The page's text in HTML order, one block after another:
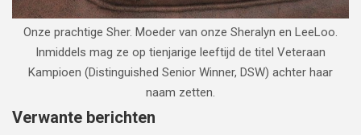
Onze prachtige Sher. Moeder van onze Sheralyn en LeeLoo.
Inmiddels mag ze op tienjarige leeftijd de titel Veteraan
Kampioen (Distinguished Senior Winner, DSW) achter haar
naam zetten.
Verwante berichten